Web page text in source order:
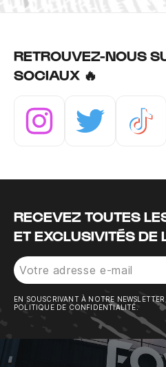
RETROUVEZ-NOUS
SOCIAUX 🔥
RECEVEZ TOUTES
ET EXCLUSIVITÉS DE
EN SOUSCRIVANT À NOTRE
POLITIQUE DE CONFIDENTIALITÉ.